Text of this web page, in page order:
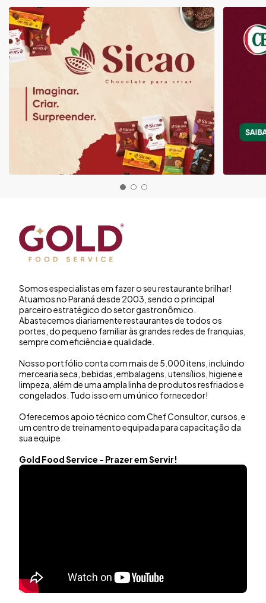
Somos especialistas em fazer o seu restaurante brilhar!
Atuamos no Paraná desde 2003, sendo o principal
parceiro estratégico do setor gastronômico.
Abastecemos diariamente restaurantes de todos os
portes, do pequeno familiar às grandes redes de franquias,
sempre com eficiência e qualidade.
Nosso portfólio conta com mais de 5.000 itens, incluindo
mercearia seca, bebidas, embalagens, utensílios, higiene e
limpeza, além de uma ampla linha de produtos resfriados e
congelados. Tudo isso em um único fornecedor!
Oferecemos apoio técnico com Chef Consultor, cursos, e
um centro de treinamento equipada para capacitação da
sua equipe.
Gold Food Service - Prazer em Servir!